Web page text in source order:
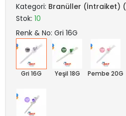
Kategori: Branüller (İntraiket)
Stok: 10
Renk & No: Gri 16G
Gri 16G Yeşil 18G Pembe 20G